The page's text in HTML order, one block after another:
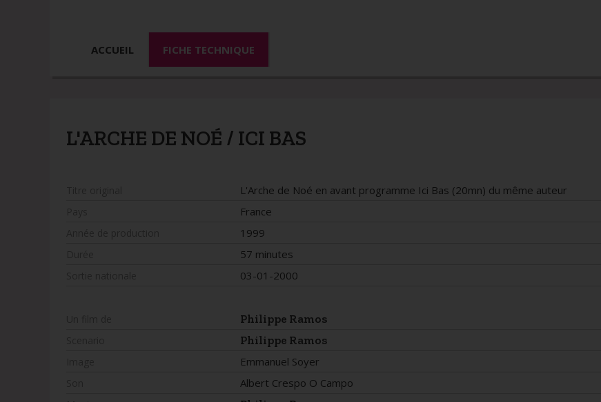
ACCUEIL FICHE TECHNIQUE
L'ARCHE DE NOÉ / ICI BAS
L'Arche de Noé en avant programme Ici Bas (20mn) du même auteur
France
1999
57 minutes
03-01-2000
Philippe Ramos
Philippe Ramos
Emmanuel Soyer
Albert Crespo O Campo